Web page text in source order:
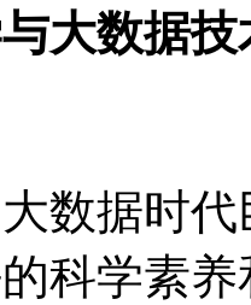
大数据技
数据时
科学素